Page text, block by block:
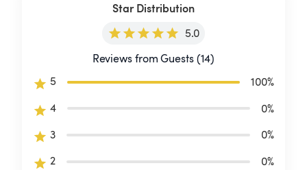
Star Distribution
5.0
Reviews from Guests (14)
5
100%
4
0%
3
0%
2
0%